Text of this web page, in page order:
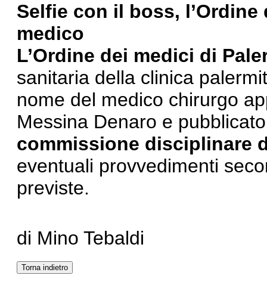
Selfie con il boss,
medico
L’Ordine dei medici di
sanitaria della clinica
nome del medico chirurgo
Messina Denaro e
commissione disciplinare
eventuali provvedimenti
previste.
di Mino Tebaldi